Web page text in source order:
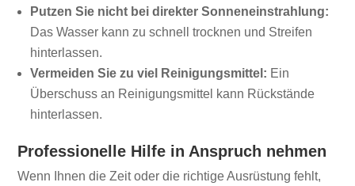
Putzen Sie nicht bei direkter Sonneneinstrahlung:
Das Wasser kann zu schnell trocknen und Streifen
hinterlassen.
Vermeiden Sie zu viel Reinigungsmittel: Ein
Überschuss an Reinigungsmittel kann Rückstände
hinterlassen.
Professionelle Hilfe in Anspruch nehmen
Wenn Ihnen die Zeit oder die richtige Ausrüstung fehlt,